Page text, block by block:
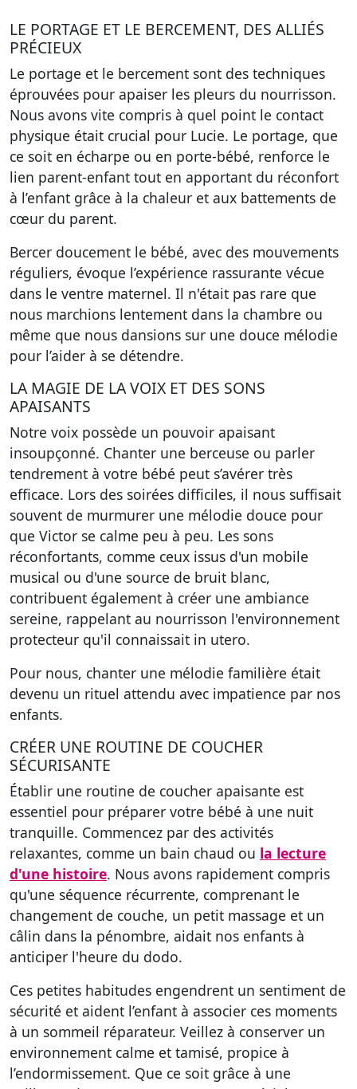
LE PORTAGE ET LE BERCEMENT, DES ALLIÉS
PRÉCIEUX
Le portage et le bercement sont des techniques
éprouvées pour apaiser les pleurs du nourrisson.
Nous avons vite compris à quel point le contact
physique était crucial pour Lucie. Le portage, que
ce soit en écharpe ou en porte-bébé, renforce le
lien parent-enfant tout en apportant du réconfort
à l’enfant grâce à la chaleur et aux battements de
cœur du parent.
Bercer doucement le bébé, avec des mouvements
réguliers, évoque l’expérience rassurante vécue
dans le ventre maternel. Il n'était pas rare que
nous marchions lentement dans la chambre ou
même que nous dansions sur une douce mélodie
pour l’aider à se détendre.
LA MAGIE DE LA VOIX ET DES SONS
APAISANTS
Notre voix possède un pouvoir apaisant
insoupçonné. Chanter une berceuse ou parler
tendrement à votre bébé peut s’avérer très
efficace. Lors des soirées difficiles, il nous suffisait
souvent de murmurer une mélodie douce pour
que Victor se calme peu à peu. Les sons
réconfortants, comme ceux issus d'un mobile
musical ou d'une source de bruit blanc,
contribuent également à créer une ambiance
sereine, rappelant au nourrisson l'environnement
protecteur qu'il connaissait in utero.
Pour nous, chanter une mélodie familière était
devenu un rituel attendu avec impatience par nos
enfants.
CRÉER UNE ROUTINE DE COUCHER
SÉCURISANTE
Établir une routine de coucher apaisante est
essentiel pour préparer votre bébé à une nuit
tranquille. Commencez par des activités
relaxantes, comme un bain chaud ou la lecture
d'une histoire. Nous avons rapidement compris
qu'une séquence récurrente, comprenant le
changement de couche, un petit massage et un
câlin dans la pénombre, aidait nos enfants à
anticiper l'heure du dodo.
Ces petites habitudes engendrent un sentiment de
sécurité et aident l’enfant à associer ces moments
à un sommeil réparateur. Veillez à conserver un
environnement calme et tamisé, propice à
l’endormissement. Que ce soit grâce à une